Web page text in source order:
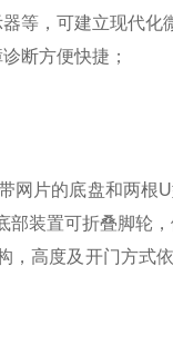
等，可建立现代化
断方便快捷；
片的底盘和两根
装置可折叠脚轮
高度及开门方式